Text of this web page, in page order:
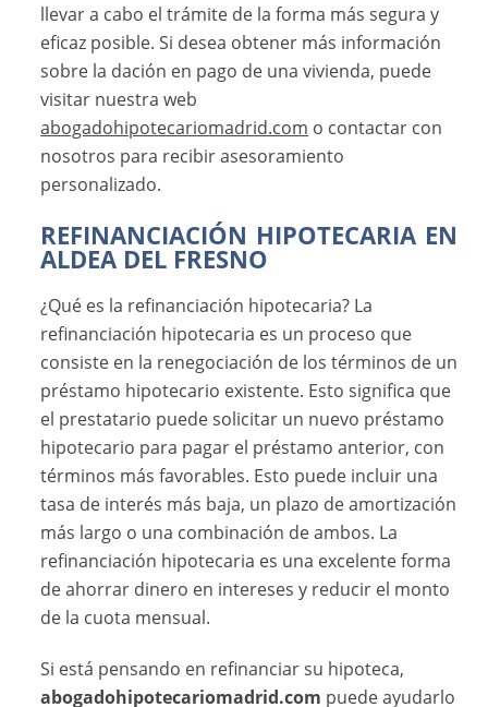
llevar a cabo el trámite de la forma más segura y
eficaz posible. Si desea obtener más información
sobre la dación en pago de una vivienda, puede
visitar nuestra web
abogadohipotecariomadrid.com o contactar con
nosotros para recibir asesoramiento
personalizado.
REFINANCIACIÓN HIPOTECARIA EN
ALDEA DEL FRESNO
¿Qué es la refinanciación hipotecaria? La
refinanciación hipotecaria es un proceso que
consiste en la renegociación de los términos de un
préstamo hipotecario existente. Esto significa que
el prestatario puede solicitar un nuevo préstamo
hipotecario para pagar el préstamo anterior, con
términos más favorables. Esto puede incluir una
tasa de interés más baja, un plazo de amortización
más largo o una combinación de ambos. La
refinanciación hipotecaria es una excelente forma
de ahorrar dinero en intereses y reducir el monto
de la cuota mensual.
Si está pensando en refinanciar su hipoteca,
abogadohipotecariomadrid.com puede ayudarlo